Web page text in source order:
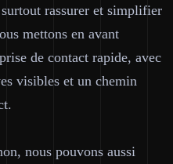
rassurer et simplifier
mettons en avant
de contact rapide, avec
visibles et un chemin
nous pouvons aussi